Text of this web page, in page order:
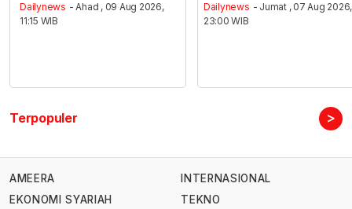
Dailynews - Ahad , 09 Aug 2026,
11:15 WIB
Dailynews - Jumat , 07 Aug 2026,
23:00 WIB
Terpopuler >
AMEERA
EKONOMI SYARIAH
INTERNASIONAL
TEKNO